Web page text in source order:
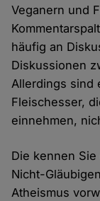
Veganern und
häufig an
Diskussionen
Allerdings sind
Fleischesser,
einnehmen,
Die kennen
Nicht-
Atheismus